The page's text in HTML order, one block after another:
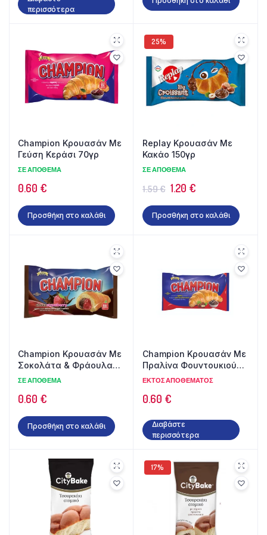
περισσότερα
Champion Κρουασάν Με
Γεύση Κεράσι 70γρ
ΣΕ ΑΠΌΘΕΜΑ
0.60 €
Προσθήκη στο καλάθι
25%
Replay Κρουασάν Με
Κακάο 150γρ
ΣΕ ΑΠΌΘΕΜΑ
1.59€ Original
price
was:
1.20 €Η
τρέχουσα
τιμή
Προσθήκη στο καλάθι
Champion Κρουασάν Με
Σοκολάτα & Φράουλα
70γρ
ΣΕ ΑΠΌΘΕΜΑ
0.60 €
Προσθήκη στο καλάθι
Champion Κρουασάν Με
Πραλίνα Φουντουκιού
70γρ
ΕΚΤΌΣ ΑΠΟΘΈΜΑΤΟΣ
0.60 €
Διαβάστε
περισσότερα
17%